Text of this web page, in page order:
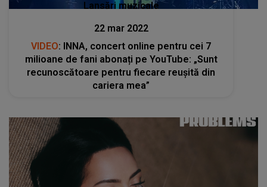
Lansări muzicale
22 mar 2022
VIDEO: INNA, concert online pentru cei 7
milioane de fani abonați pe YouTube: „Sunt
recunoscătoare pentru fiecare reușită din
cariera mea”